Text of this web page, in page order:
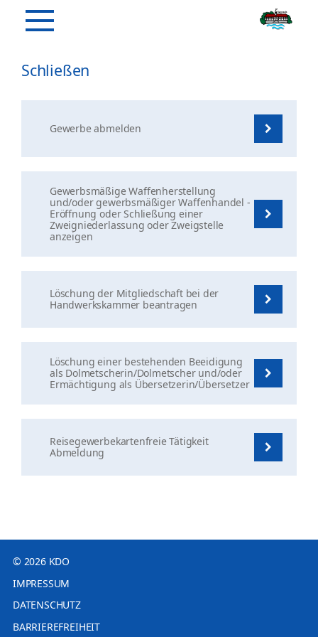
Schließen
Gewerbe abmelden
Gewerbsmäßige Waffenherstellung
und/oder gewerbsmäßiger Waffenhandel -
Eröffnung oder Schließung einer
Zweigniederlassung oder Zweigstelle
anzeigen
Löschung der Mitgliedschaft bei der
Handwerkskammer beantragen
Löschung einer bestehenden Beeidigung
als Dolmetscherin/Dolmetscher und/oder
Ermächtigung als Übersetzerin/Übersetzer
Reisegewerbekartenfreie Tätigkeit
Abmeldung
© 2026 KDO
IMPRESSUM
DATENSCHUTZ
BARRIEREFREIHEIT